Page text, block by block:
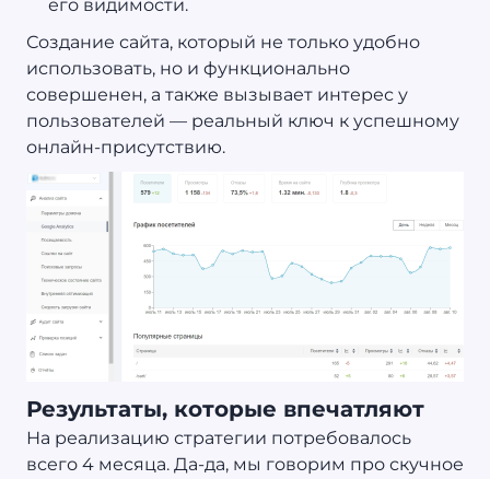
его видимости.
Создание сайта, который не только удобно
использовать, но и функционально
совершенен, а также вызывает интерес у
пользователей — реальный ключ к успешному
онлайн-присутствию.
Результаты, которые впечатляют
На реализацию стратегии потребовалось
всего 4 месяца. Да-да, мы говорим про скучное